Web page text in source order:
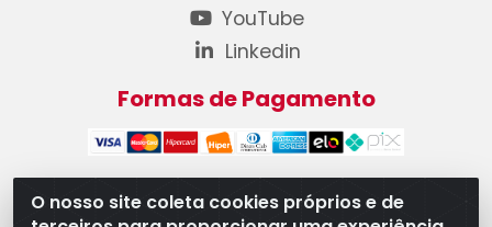
O nosso site coleta cookies próprios e de
YouTube
Linkedin
Formas de Pagamento